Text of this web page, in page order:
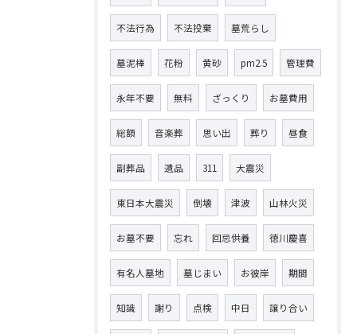
不法行為 不法投棄 墓荒らし
墓泥棒 花粉 黄砂 pm2.5 管理費
永年不要 無料 ざっくり お墓費用
総額 音楽葬 思い出 葬り 昼食
副葬品 遺品 311 大震災
東日本大震災 倒壊 津波 山林火災
お墓不要 忘れ 回忌供養 徳川慶喜
有名人墓地 墓じまい お彼岸 期間
知識 謝り 点検 中日 譲り合い